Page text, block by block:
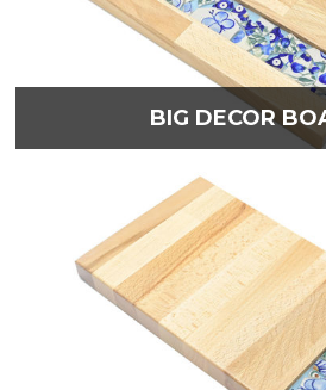
BIG DECOR